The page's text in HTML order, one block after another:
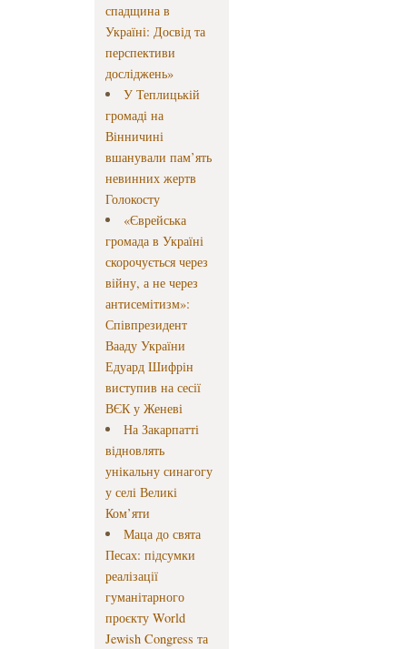
спадщина в
Україні: Досвід та
перспективи
досліджень»
У Теплицькій
громаді на
Вінничині
вшанували пам’ять
невинних жертв
Голокосту
«Єврейська
громада в Україні
скорочується через
війну, а не через
антисемітизм»:
Співпрезидент
Вааду України
Едуард Шифрін
виступив на сесії
ВЄК у Женеві
На Закарпатті
відновлять
унікальну синагогу
у селі Великі
Ком’яти
Маца до свята
Песах: підсумки
реалізації
гуманітарного
проєкту World
Jewish Congress та